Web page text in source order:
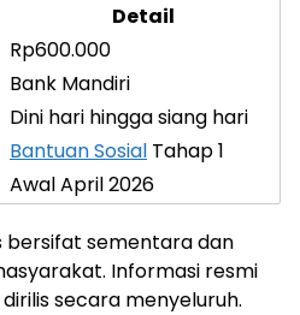
Detail
Rp600.000
Bank Mandiri
Dini hari hingga siang hari
Bantuan Sosial Tahap 1
Awal April 2026
bersifat sementara dan
Informasi resmi
secara menyeluruh.